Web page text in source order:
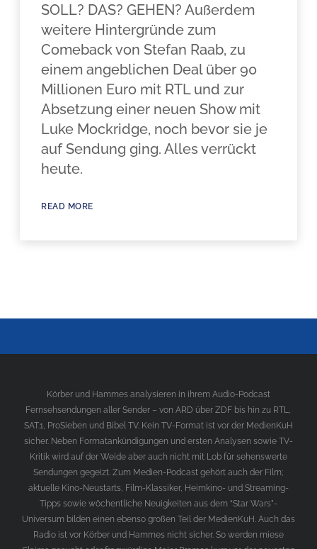
SOLL? DAS? GEHEN? Außerdem
weitere Hintergründe zum
Comeback von Stefan Raab, zu
einem angeblichen Deal über 90
Millionen Euro mit RTL und zur
Absetzung einer neuen Show mit
Luke Mockridge, noch bevor sie je
auf Sendung ging. Alles verrückt
heute.
READ MORE
Körber und Hammes analysieren in ihrem Audio-Podcast
Fernsehsendungen aller Sender – von ARD über ZDF bis hin zu RTL,
SAT.1, ProSieben und Bibel TV. Kein TV-Format ist vor der MedienKuH
sicher. Neben Formatankündigungen und ersten Analysen sowie TV-
Kritik wird auf der Weide aber auch nicht mit Lob für sehenswerte
Sendungen gegeizt. Zum Medien-Podcast gehört auch der Film;
aktuelle Kino-Neustarts, Film-Klassiker, Heimkino- und Streaming-
Tipps sowie wöchentliche Neuigkeiten aus dem “Star Wars”-
Universum bilden einen ebenso großen Teil der MedienKuH. Auch das
Radio ist vor Körber und Hammes nicht sicher. So werden miese